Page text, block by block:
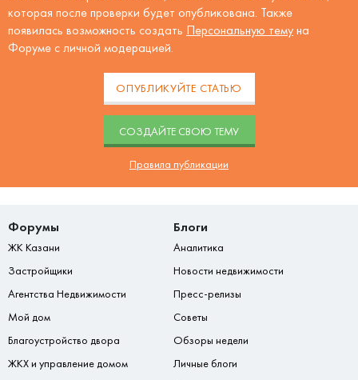
которая после проверки будет опубликована. Также
появилась возможность создать Персональную тему на
Форуме с личной модерацией.
ОПУБЛИКУЙТЕ СТАТЬЮ
CОЗДАЙТЕ СВОЮ ТЕМУ
Правила публикации
Форумы
ЖК Казани
Застройщики
Агентства Недвижимости
Мой дом
Благоустройство двора
ЖКХ и управление домом
Блоги
Аналитика
Новости недвижимости
Пресс-релизы
Советы
Обзоры недели
Личные блоги